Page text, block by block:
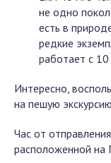
не одно
есть в
редкие
работает с
Интересно,
на пешую
Час от
расположенной на